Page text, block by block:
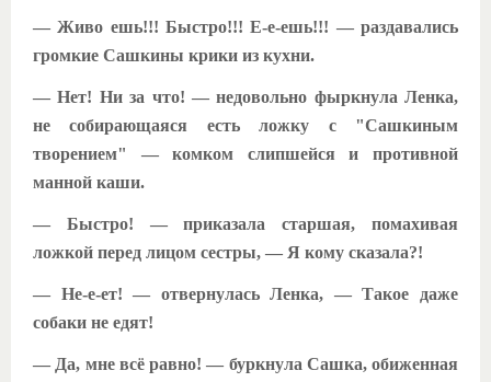
— Живо ешь!!! Быстро!!! Е-е-ешь!!! — раздавались
громкие Сашкины крики из кухни.
— Нет! Ни за что! — недовольно фыркнула Ленка,
не собирающаяся есть ложку с "Сашкиным
творением" — комком слипшейся и противной
манной каши.
— Быстро! — приказала старшая, помахивая
ложкой перед лицом сестры, — Я кому сказала?!
— Не-е-ет! — отвернулась Ленка, — Такое даже
собаки не едят!
— Да, мне всё равно! — буркнула Сашка, обиженная